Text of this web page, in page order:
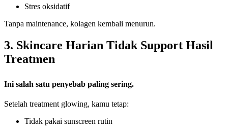
Stres oksidatif
Tanpa maintenance, kolagen kembali menurun.
3. Skincare Harian Tidak Support Hasil
Treatmen
Ini salah satu penyebab paling sering.
Setelah treatment glowing, kamu tetap:
Tidak pakai sunscreen rutin